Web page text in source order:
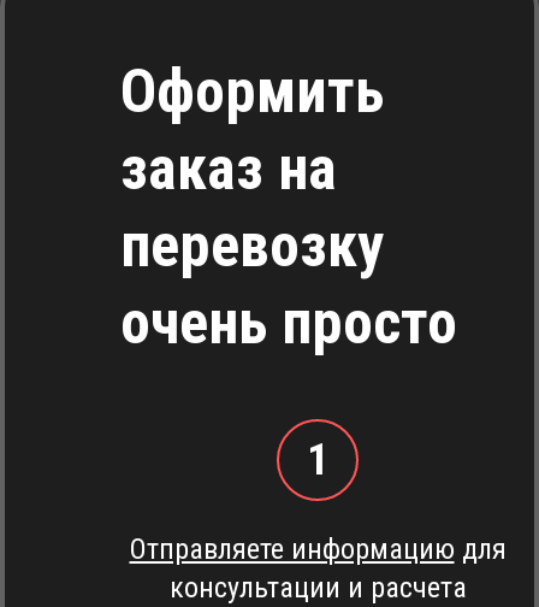
Оформить
заказ на
перевозку
очень просто
1
Отправляете информацию для
консультации и расчета